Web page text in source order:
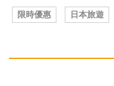
限時優惠 日本旅遊